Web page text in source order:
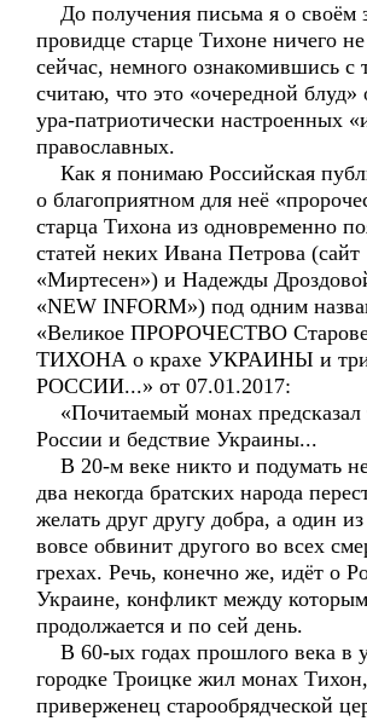
До получения письма я о своём
провидце старце Тихоне ничего не
сейчас, немного ознакомившись с
считаю, что это «очередной блуд»
ура-патриотически настроенных
православных.
Как я понимаю Российская
о благоприятном для неё
старца Тихона из одновременно
статей неких Ивана Петрова (сайт
«Миртесен») и Надежды
«NEW INFORM») под одним
«Великое ПРОРОЧЕСТВО
ТИХОНА о крахе УКРАИНЫ и
РОССИИ...» от 07.01.2017:
«Почитаемый монах
России и бедствие Украины...
В 20-м веке никто и подумать
два некогда братских народа
желать друг другу добра, а один
вовсе обвинит другого во всех
грехах. Речь, конечно же, идёт о
Украине, конфликт между
продолжается и по сей день.
В 60-ых годах прошлого века в
городке Троицке жил монах Тихон,
приверженец старообрядческой